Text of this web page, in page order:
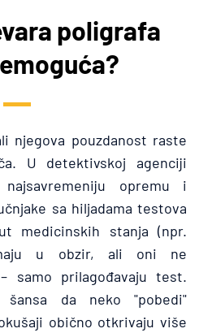
poligrafa
njegova pouzdanost raste
U detektivskoj agenciji
opremu i
sa hiljadama testova
medicinskih stanja (npr.
u obzir, ali oni ne
samo prilagođavaju test.
šansa da neko "pobedi"
obično otkrivaju više